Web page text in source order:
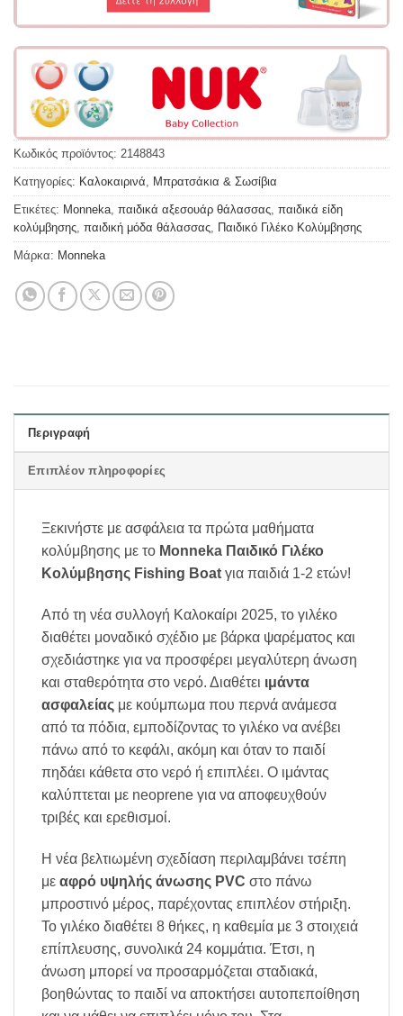
Κωδικός προϊόντος: 2148843
Κατηγορίες: Καλοκαιρινά, Μπρατσάκια & Σωσίβια
Ετικέτες: Monneka, παιδικά αξεσουάρ θάλασσας, παιδικά είδη
κολύμβησης, παιδική μόδα θάλασσας, Παιδικό Γιλέκο Κολύμβησης
Μάρκα: Monneka
Περιγραφή
Επιπλέον πληροφορίες
Ξεκινήστε με ασφάλεια τα πρώτα μαθήματα
κολύμβησης με το Monneka Παιδικό Γιλέκο
Κολύμβησης Fishing Boat για παιδιά 1-2 ετών!
Από τη νέα συλλογή Καλοκαίρι 2025, το γιλέκο
διαθέτει μοναδικό σχέδιο με βάρκα ψαρέματος και
σχεδιάστηκε για να προσφέρει μεγαλύτερη άνωση
και σταθερότητα στο νερό. Διαθέτει ιμάντα
ασφαλείας με κούμπωμα που περνά ανάμεσα
από τα πόδια, εμποδίζοντας το γιλέκο να ανέβει
πάνω από το κεφάλι, ακόμη και όταν το παιδί
πηδάει κάθετα στο νερό ή επιπλέει. Ο ιμάντας
καλύπτεται με neoprene για να αποφευχθούν
τριβές και ερεθισμοί.
Η νέα βελτιωμένη σχεδίαση περιλαμβάνει τσέπη
με αφρό υψηλής άνωσης PVC στο πάνω
μπροστινό μέρος, παρέχοντας επιπλέον στήριξη.
Το γιλέκο διαθέτει 8 θήκες, η καθεμία με 3 στοιχειά
επίπλευσης, συνολικά 24 κομμάτια. Έτσι, η
άνωση μπορεί να προσαρμόζεται σταδιακά,
βοηθώντας το παιδί να αποκτήσει αυτοπεποίθηση